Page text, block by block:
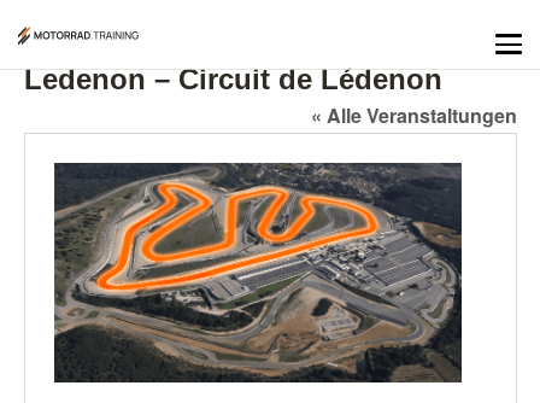
Ledenon – Circuit de Lédenon
« Alle Veranstaltungen